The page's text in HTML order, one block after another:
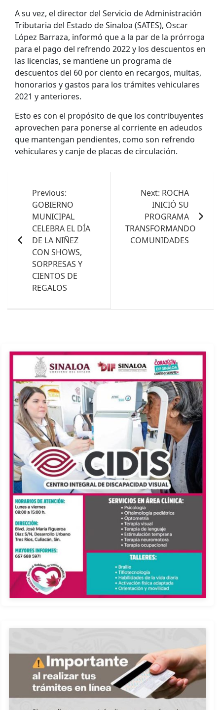
A su vez, el director del Servicio de Administración
Tributaria del Estado de Sinaloa (SATES), Oscar
López Barraza, informó que a la par de la prórroga
para el pago del refrendo 2022 y los descuentos en
las licencias, se mantiene un programa de
descuentos del 60 por ciento en recargos, multas,
honorarios y gastos para los trámites vehiculares
2021 y anteriores.
Esto es con el propósito de que los contribuyentes
aprovechen para ponerse al corriente en adeudos
que mantengan pendientes, como son refrendo
vehiculares y canje de placas de circulación.
entradas
Previous:
GOBIERNO
MUNICIPAL
CELEBRA EL DÍA
DE LA NIÑEZ
CON SHOWS,
SORPRESAS Y
CIENTOS DE
REGALOS
Next: ROCHA
INICIÓ SU
PROGRAMA
TRANSFORMANDO
COMUNIDADES